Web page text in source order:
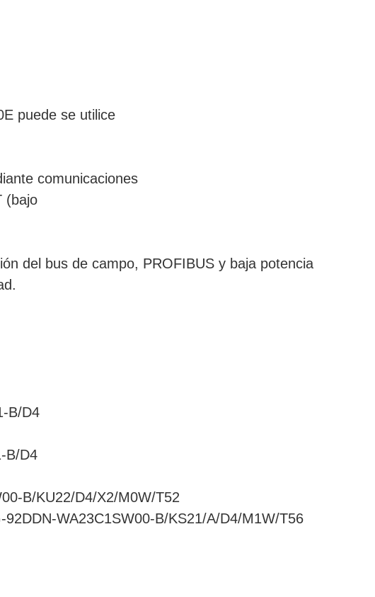
puede se utilice
comunicaciones
(bajo
del bus de campo, PROFIBUS y baja potencia
B/D4
B/D4
B/KU22/D4/X2/M0W/T52
WA23C1SW00-B/KS21/A/D4/M1W/T56